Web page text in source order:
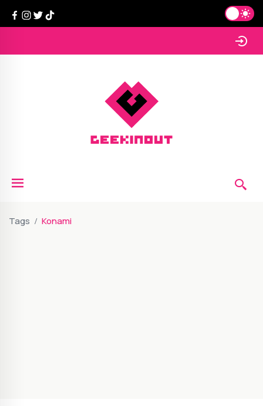
Tags Konami